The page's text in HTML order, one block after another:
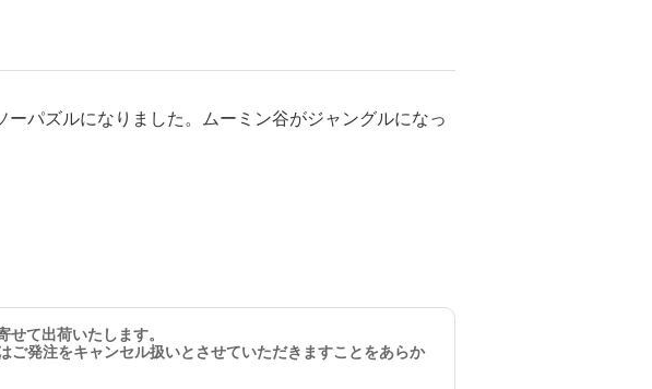
パズルになりました。ムーミン谷がジャングルになっ
て出荷いたします。
発注をキャンセル扱いとさせていただきますことをあらか